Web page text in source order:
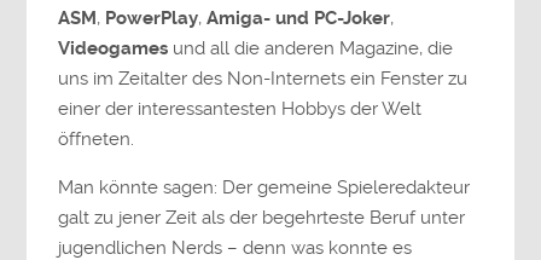
ASM, PowerPlay,Amiga- und PC-Joker,
Videogames und all die anderen Magazine, die
uns im Zeitalter des Non-Internets ein Fenster zu
einer der interessantesten Hobbys der Welt
öffneten.
Man könnte sagen: Der gemeine Spieleredakteur
galt zu jener Zeit als der begehrteste Beruf unter
jugendlichen Nerds – denn was konnte es